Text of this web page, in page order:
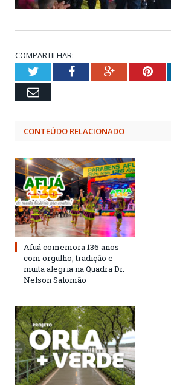
COMPARTILHAR:
TwitterFacebookGoogle+
Email
CONTEÚDO RELACIONADO
Afuá comemora 136 anos
com orgulho, tradição e
muita alegria na Quadra Dr.
Nelson Salomão